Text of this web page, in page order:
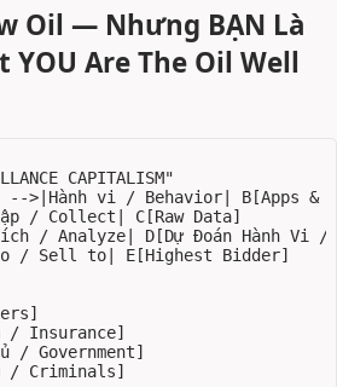
Oil — Nhưng BẠN Là
YOU Are The Oil Well
CAPITALISM"
-->|Hành vi / Behavior| B[Apps &
/ Collect| C[Raw Data]
/ Analyze| D[Dự Đoán Hành Vi /
/ Sell to| E[Highest Bidder]
/ Insurance]
/ Government]